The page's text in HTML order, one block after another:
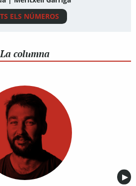
ELS NÚMEROS
La columna
▶︎